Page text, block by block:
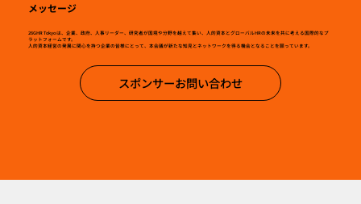
メッセージ
26GHR Tokyo は、企業、政府、人事リーダー、研究者が国境や分野を越えて集い、人的資本とグローバルHRの未来を共に考える国際的なプ
ラットフォームです。
人的資本経営の発展に関心を持つ企業の皆様にとって、本会議が新たな知見とネットワークを得る機会となることを願っています。
スポンサーお問い合わせ